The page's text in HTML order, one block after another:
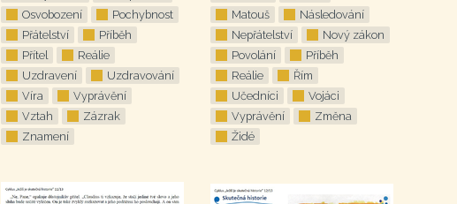
Osvobození
Pochybnost
Přátelství
Příběh
Přítel
Reálie
Uzdravení
Uzdravování
Víra
Vyprávění
Vztah
Zázrak
Znamení
Matouš
Následování
Nepřátelství
Nový zákon
Povolání
Příběh
Reálie
Řím
Učedníci
Vojáci
Vyprávění
Změna
Židé